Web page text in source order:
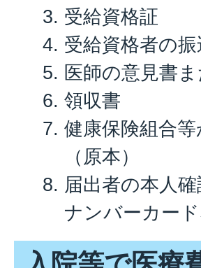
受給資格証
受給資格者の
医師の意見書
領収書
健康保険組合
（原本）
届出者の本人
ナンバーカード